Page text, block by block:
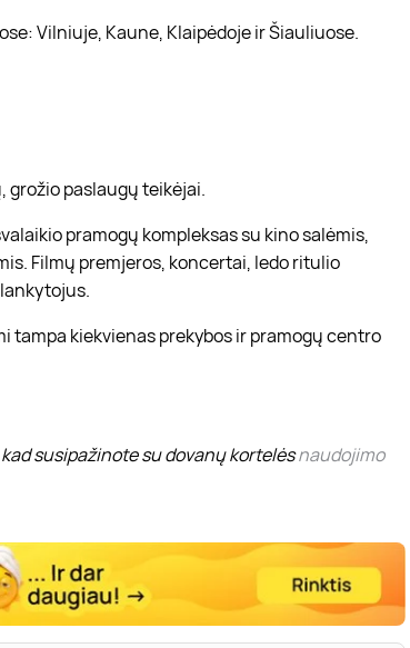
Vilniuje, Kaune, Klaipėdoje ir Šiauliuose.
grožio paslaugų teikėjai.
pramogų kompleksas su kino salėmis,
Filmų premjeros, koncertai, ledo ritulio
tampa kiekvienas prekybos ir pramogų centro
susipažinote su dovanų kortelėsnaudojimo